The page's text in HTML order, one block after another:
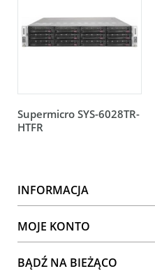
Supermicro SYS-6028TR-
HTFR
INFORMACJA
MOJE KONTO
BĄDŹ NA BIEŻĄCO